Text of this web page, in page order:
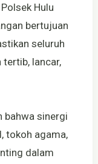
Hulu
bertujuan
seluruh
tertib, lancar,
bahwa sinergi
tokoh agama,
dalam